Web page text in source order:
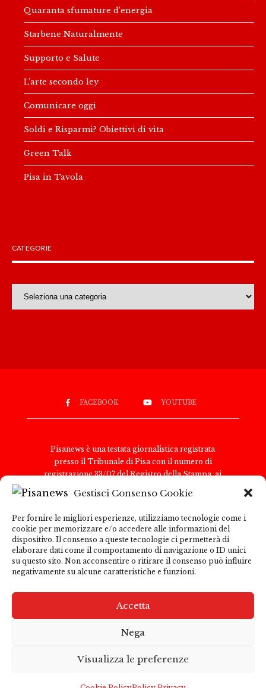
Gestisci Consenso Cookie
Per fornire le migliori esperienze, utilizziamo tecnologie come i
cookie per memorizzare e/o accedere alle informazioni del
dispositivo. Il consenso a queste tecnologie ci permetterà di
elaborare dati come il comportamento di navigazione o ID unici
su questo sito. Non acconsentire o ritirare il consenso può influire
negativamente su alcune caratteristiche e funzioni.
Accetta
Nega
Visualizza le preferenze
Quaranta sfumature d’energia
Starbene Naturalmente
Supporto e Salute
L’arte secondo ley
Comunicare oggi
Soldi e Risparmi? Obiettivi di vita
Green Talk
Pisa in Tavola
CATEGORIE
Categorie
FACEBOOK YOUTUBE
Pisanews è una testata giornalistica registrata
presso il Tribunale di Pisa con il numero di
registrazione 33/07 del Registro della Stampa, ai
responsabile è Antonio Tognoli.
con sede legale in Via del Nazareno 6, 00187 Roma.
Partita IVA e Codice Fiscale: 15271091009
Per comunicazioni con la redazione:
redazione@pisanews.net Per comunicazioni
pubblicitarie: marketing@tgitalinternational.it
responsabilità per i contenuti di siti esterni
è invitato a consultare le informative sulla
collegati.